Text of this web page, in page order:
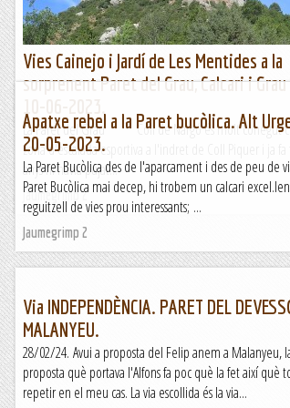
Vies Cainejo i Jardí de Les Mentides a la
sorprenent Paret del Grau, Calcari i
La Paret del Grau Coll de Nargó és molt conegut
zona d'escalada esportiva a l'indret de Coll Piquer i ja fa
anys hi havia pujat...
Jaumegrimp 2
Apatxe rebel a la Paret bucòlica. Alt
20-05-2023.
La Paret Bucòlica des de l'aparcament i des de peu de
Paret Bucòlica mai decep, hi trobem un calcari
reguitzell de vies prou interessants; ...
Jaumegrimp 2
Via INDEPENDÈNCIA. PARET DEL
MALANYEU.
28/02/24. Avui a proposta del Felip anem a Malanyeu,
proposta què portava l'Alfons fa poc què la fet així què
repetir en el meu cas. La via escollida és la via...